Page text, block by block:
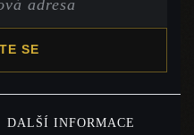
SE
DALŠÍ INFORMACE